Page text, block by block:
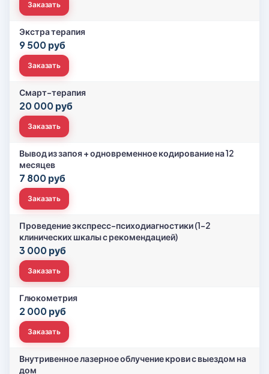
Заказать
Экстра терапия
9 500 руб
Заказать
Смарт-терапия
20 000 руб
Заказать
Вывод из запоя + одновременное кодирование на 12
месяцев
7 800 руб
Заказать
Проведение экспресс-психодиагностики (1-2
клинических шкалы с рекомендацией)
3 000 руб
Заказать
Глюкометрия
2 000 руб
Заказать
Внутривенное лазерное облучение крови с выездом на
дом